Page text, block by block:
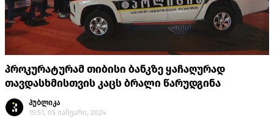
პროკურატურამ თიბისი ბანკზე ყაჩაღურად
თავდასხმისთვის კაცს ბრალი წარუდგინა
პუბლიკა
15:51, 05 იანვარი, 2024